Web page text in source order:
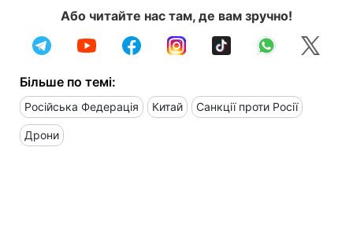
Або читайте нас там, де вам зручно!
Більше по темі:
Російська Федерація Китай Санкції проти Росії
Дрони